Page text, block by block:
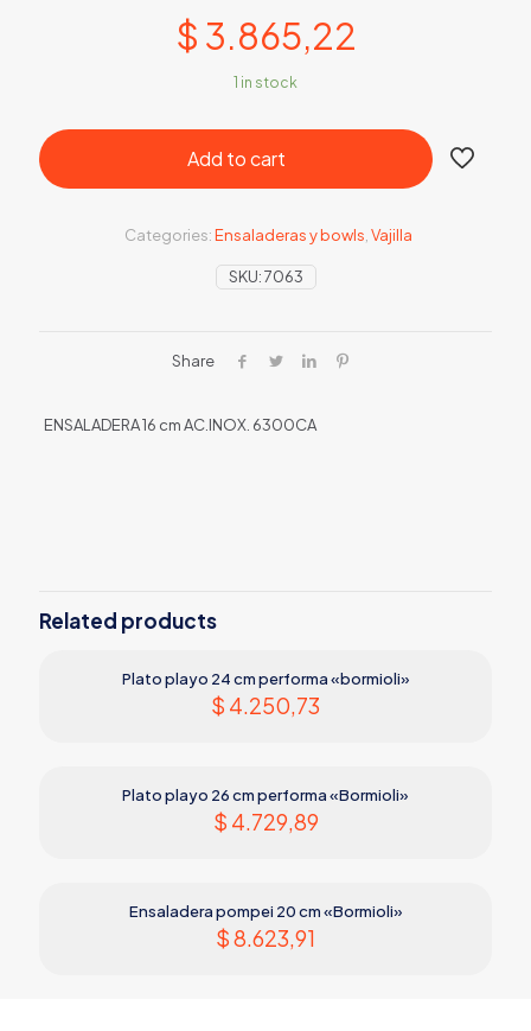
$ 3.865,22
1 in stock
Add to cart
SKU:7063
Categories:Ensaladeras y bowls Vajilla
Share
ENSALADERA 16 cm AC.INOX. 6300CA
Related products
Plato playo 24 cm performa «bormioli»
$ 4.250,73
Plato playo 26 cm performa «Bormioli»
$ 4.729,89
Ensaladera pompei 20 cm «Bormioli»
$8.623,91